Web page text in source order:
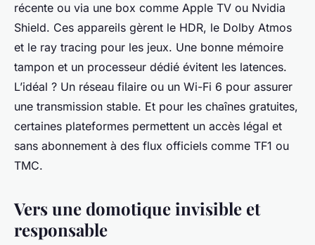
récente ou via une box comme Apple TV ou Nvidia
Shield. Ces appareils gèrent le HDR, le Dolby Atmos
et le ray tracing pour les jeux. Une bonne mémoire
tampon et un processeur dédié évitent les latences.
L’idéal ? Un réseau filaire ou un Wi-Fi 6 pour assurer
une transmission stable. Et pour les chaînes gratuites,
certaines plateformes permettent un accès légal et
sans abonnement à des flux officiels comme TF1 ou
TMC.
Vers une domotique invisible et
responsable